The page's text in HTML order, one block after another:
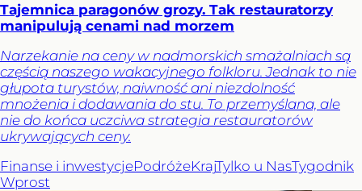
Tajemnica paragonów grozy. Tak restauratorzy
manipulują cenami nad morzem
Narzekanie na ceny w nadmorskich smażalniach są
częścią naszego wakacyjnego folkloru. Jednak to nie
głupota turystów, naiwność ani niezdolność
mnożenia i dodawania do stu. To przemyślana, ale
nie do końca uczciwa strategia restauratorów
ukrywających ceny.
Finanse i inwestycjePodróżeKrajTylko u NasTygodnik
Wprost